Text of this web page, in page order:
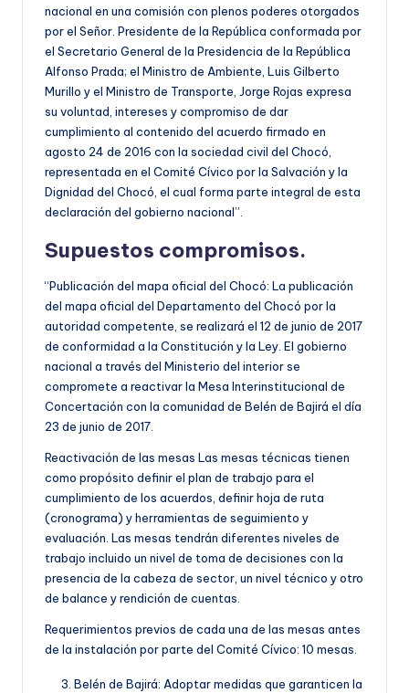
nacional en una comisión con plenos poderes otorgados
por el Señor. Presidente de la República conformada por
el Secretario General de la Presidencia de la República
Alfonso Prada; el Ministro de Ambiente, Luis Gilberto
Murillo y el Ministro de Transporte, Jorge Rojas expresa
su voluntad, intereses y compromiso de dar
cumplimiento al contenido del acuerdo firmado en
agosto 24 de 2016 con la sociedad civil del Chocó,
representada en el Comité Cívico por la Salvación y la
Dignidad del Chocó, el cual forma parte integral de esta
declaración del gobierno nacional”.
Supuestos compromisos.
“Publicación del mapa oficial del Chocó: La publicación
del mapa oficial del Departamento del Chocó por la
autoridad competente, se realizará el 12 de junio de 2017
de conformidad a la Constitución y la Ley. El gobierno
nacional a través del Ministerio del interior se
compromete a reactivar la Mesa Interinstitucional de
Concertación con la comunidad de Belén de Bajirá el día
23 de junio de 2017.
Reactivación de las mesas Las mesas técnicas tienen
como propósito definir el plan de trabajo para el
cumplimiento de los acuerdos, definir hoja de ruta
(cronograma) y herramientas de seguimiento y
evaluación. Las mesas tendrán diferentes niveles de
trabajo incluido un nivel de toma de decisiones con la
presencia de la cabeza de sector, un nivel técnico y otro
de balance y rendición de cuentas.
Requerimientos previos de cada una de las mesas antes
de la instalación por parte del Comité Cívico: 10 mesas.
Belén de Bajirá: Adoptar medidas que garanticen la